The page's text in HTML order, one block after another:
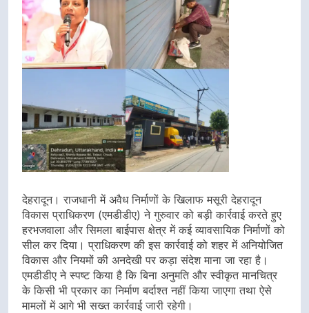
देहरादून। राजधानी में अवैध निर्माणों के खिलाफ मसूरी देहरादून
विकास प्राधिकरण (एमडीडीए) ने गुरुवार को बड़ी कार्रवाई करते हुए
हरभजवाला और सिमला बाईपास क्षेत्र में कई व्यावसायिक निर्माणों को
सील कर दिया। प्राधिकरण की इस कार्रवाई को शहर में अनियोजित
विकास और नियमों की अनदेखी पर कड़ा संदेश माना जा रहा है।
एमडीडीए ने स्पष्ट किया है कि बिना अनुमति और स्वीकृत मानचित्र
के किसी भी प्रकार का निर्माण बर्दाश्त नहीं किया जाएगा तथा ऐसे
मामलों में आगे भी सख्त कार्रवाई जारी रहेगी।